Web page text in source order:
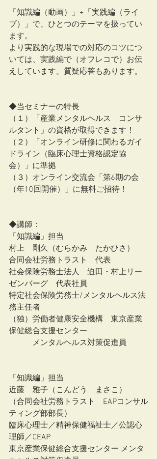
「知識編（動画）」+「実践編（ライ
ブ）」で、ひとつのテーマを扱ってい
ます。
より実践的な現場での対応のコツにつ
いては、実践編で（オフレコで）お伝
えしています。質疑応答もあります。
◆当セミナーの特長
（１）「産業メンタルヘルス　コンサ
ルタント」の資格が取得できます！
（２）「オンライン研修に関わるガイ
ドライン（臨床心理士資格認定協
会）」に準拠
（３）オンライン交流会「第6期の会
（年10回開催）」に無料ご招待！
◆講師：
「知識編」担当
村上　剛久（むらかみ　たかひさ）
合同会社労務トラスト　代表
社会保険労務士法人　迫田・村上リー
ゼンバーグ　代表社員
特定社会保険労務士/メンタルヘルス法
務主任者
（独）労働者健康安全機構　東京産業
保健総合支援センター
メンタルヘルス対策促進員
「知識編」担当
近藤　雅子（こんどう　まさこ）
（合同会社労務トラスト　EAPコンサル
ティング部部長）
臨床心理士／精神保健福祉士／公認心
理師／CEAP
東京産業保健総合支援センター メンタ